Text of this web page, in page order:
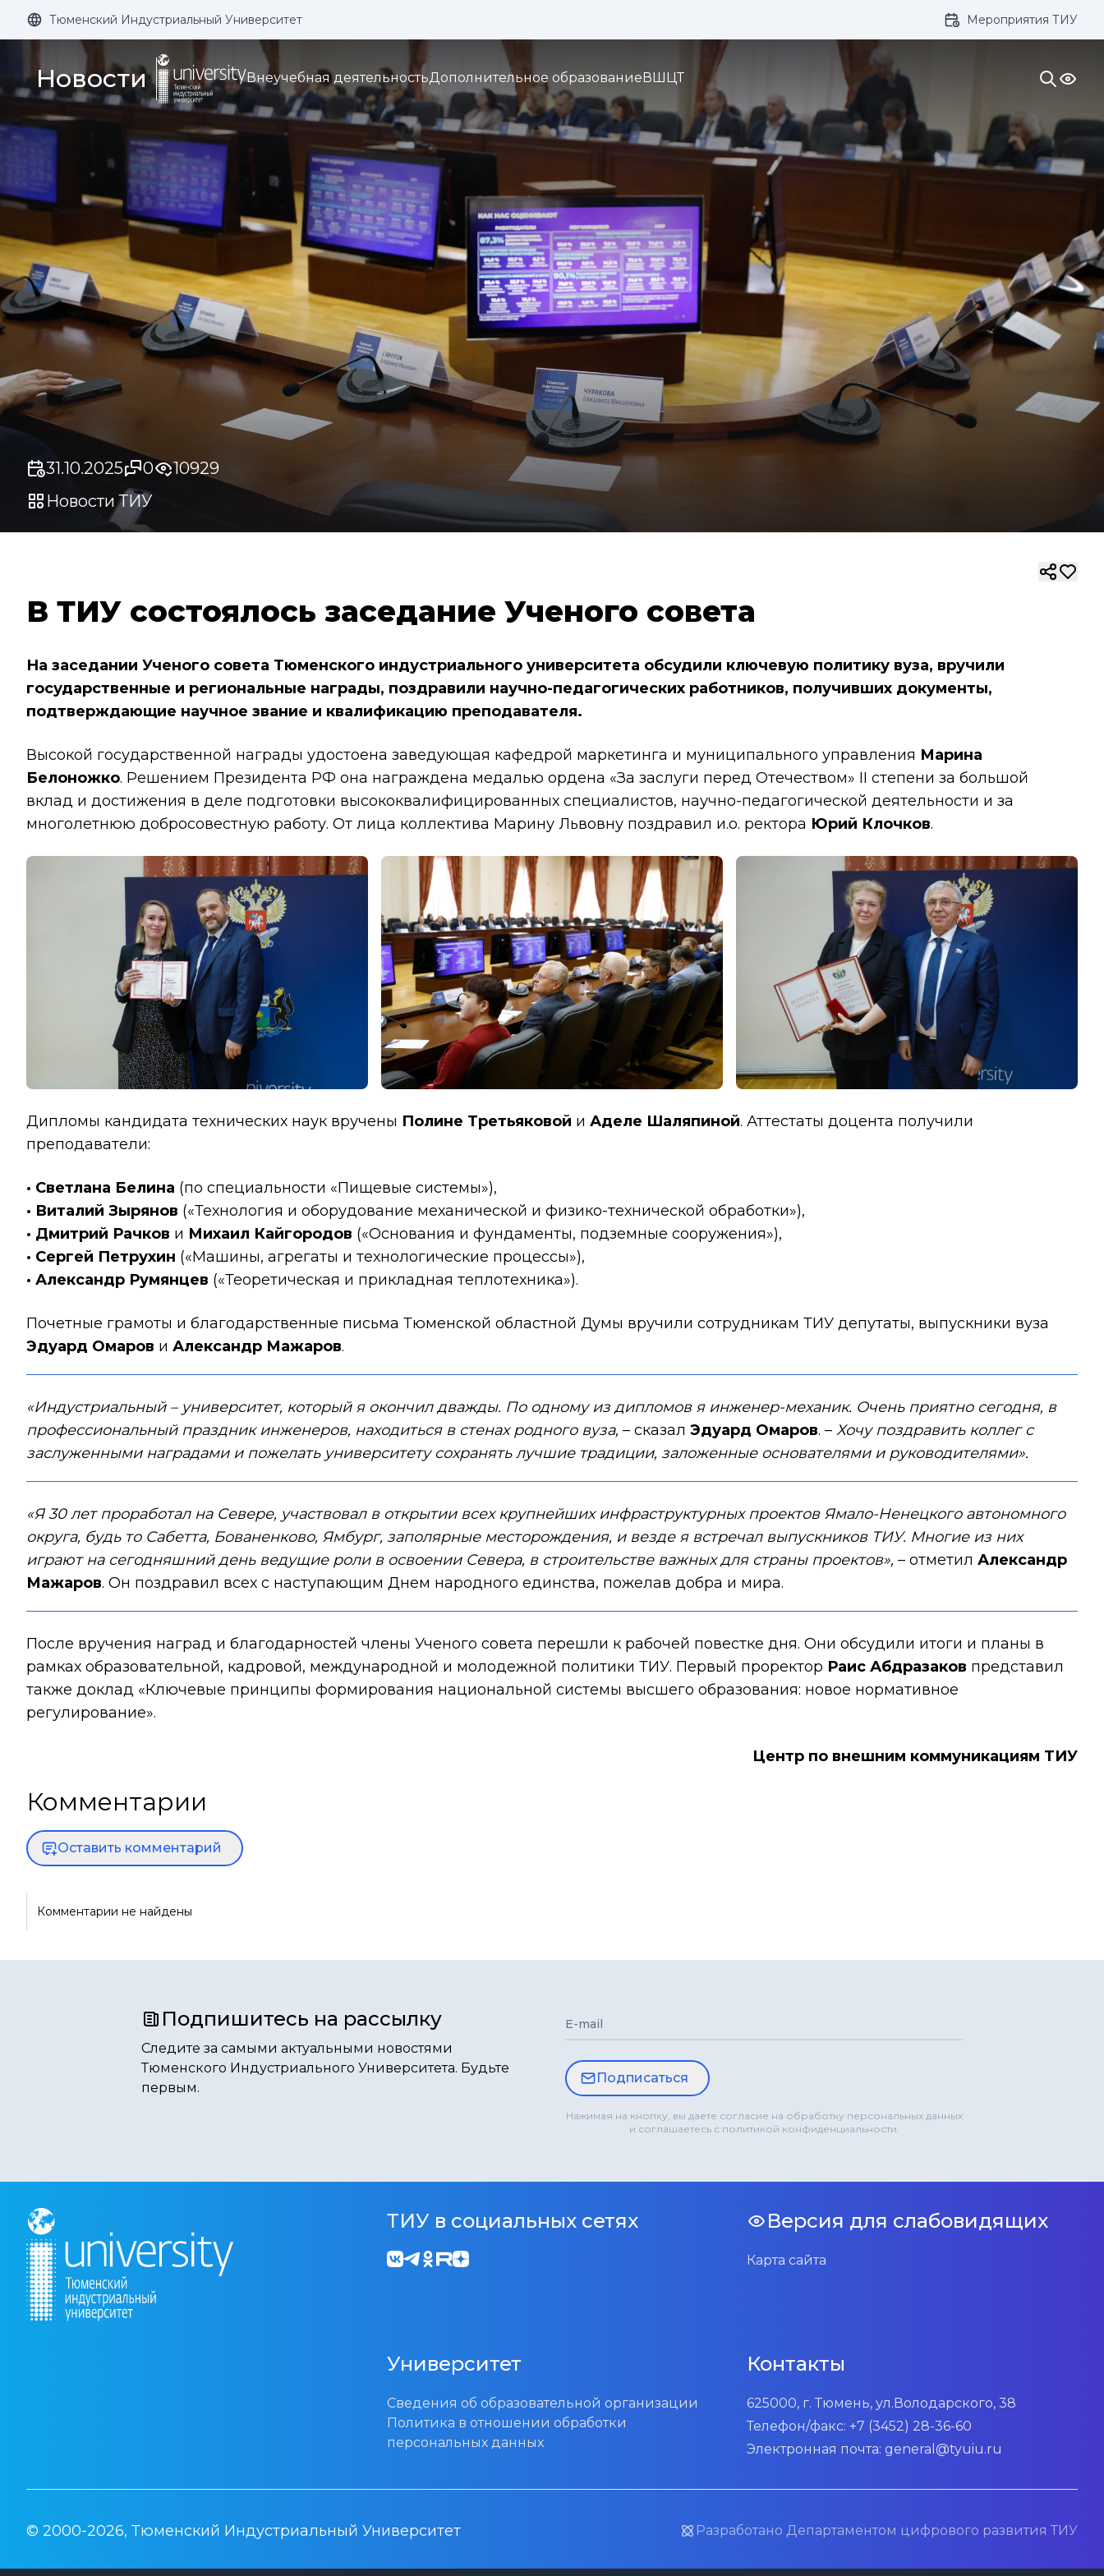
Размер шрифта: Цвет: Изображения: Кернинг: 1x 2x 3x Озвучивание:
Тюменский Индустриальный Университет Мероприятия ТИУ
Новости Внеучебная деятельностьДополнительное образованиеВШЦТ
31.10.2025 0
10929
Новости ТИУ
В ТИУ состоялось заседание Ученого совета
На заседании Ученого совета Тюменского индустриального университета обсудили ключевую политику вуза, вручили
государственные и региональные награды, поздравили научно-педагогических работников, получивших документы,
подтверждающие научное звание и квалификацию преподавателя.
Высокой государственной награды удостоена заведующая кафедрой маркетинга и муниципального управления Марина
Белоножко. Решением Президента РФ она награждена медалью ордена «За заслуги перед Отечеством» II степени за большой
вклад и достижения в деле подготовки высококвалифицированных специалистов, научно-педагогической деятельности и за
многолетнюю добросовестную работу. От лица коллектива Марину Львовну поздравил и.о. ректора Юрий Клочков.
Дипломы кандидата технических наук вручены Полине Третьяковой и Аделе Шаляпиной. Аттестаты доцента получили
преподаватели:
· Светлана Белина (по специальности «Пищевые системы»),
· Виталий Зырянов («Технология и оборудование механической и физико-технической обработки»),
· Дмитрий Рачков и Михаил Кайгородов («Основания и фундаменты, подземные сооружения»),
· Сергей Петрухин («Машины, агрегаты и технологические процессы»),
· Александр Румянцев («Теоретическая и прикладная теплотехника»).
Почетные грамоты и благодарственные письма Тюменской областной Думы вручили сотрудникам ТИУ депутаты, выпускники вуза
Эдуард Омаров и Александр Мажаров.
«Индустриальный – университет, который я окончил дважды. По одному из дипломов я инженер-механик. Очень приятно сегодня, в
профессиональный праздник инженеров, находиться в стенах родного вуза, – сказал Эдуард Омаров. – Хочу поздравить коллег с
заслуженными наградами и пожелать университету сохранять лучшие традиции, заложенные основателями и руководителями».
«Я 30 лет проработал на Севере, участвовал в открытии всех крупнейших инфраструктурных проектов Ямало-Ненецкого автономного
округа, будь то Сабетта, Бованенково, Ямбург, заполярные месторождения, и везде я встречал выпускников ТИУ. Многие из них
играют на сегодняшний день ведущие роли в освоении Севера, в строительстве важных для страны проектов», – отметил Александр
Мажаров. Он поздравил всех с наступающим Днем народного единства, пожелав добра и мира.
После вручения наград и благодарностей члены Ученого совета перешли к рабочей повестке дня. Они обсудили итоги и планы в
рамках образовательной, кадровой, международной и молодежной политики ТИУ. Первый проректор Раис Абдразаков представил
также доклад «Ключевые принципы формирования национальной системы высшего образования: новое нормативное
регулирование».
Центр по внешним коммуникациям ТИУ
Комментарии
Оставить комментарий
Комментарии не найдены
Подпишитесь на рассылку
Следите за самыми актуальными новостями
Тюменского Индустриального Университета. Будьте
первым.
E-mail
Подписаться
Нажимая на кнопку, вы даете согласие на обработку персональных данных
и соглашаетесь с политикой конфиденциальности.
ТИУ в социальных сетях Версия для слабовидящих
Карта сайта
Университет
Сведения об образовательной организации
Политика в отношении обработки
персональных данных
Контакты
625000, г. Тюмень, ул.Володарского, 38
Телефон/факс:+7 (3452) 28-36-60
Электронная почта:general@tyuiu.ru
© 2000-2026, Тюменский Индустриальный Университет Разработано Департаментом цифрового развития ТИУ